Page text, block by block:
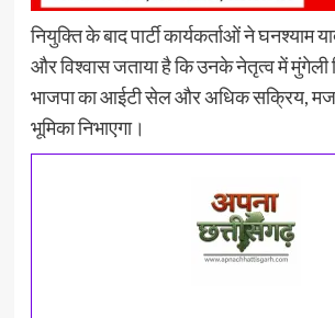
नियुक्ति के बाद पार्टी कार्यकर्ताओं ने घनश्याम
और विश्वास जताया है कि उनके नेतृत्व में मुंगेली
भाजपा का आईटी सेल और अधिक सक्रिय,
भूमिका निभाएगा।